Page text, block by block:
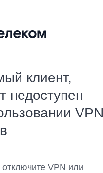
клиент,
недоступен
VPN
VPN или